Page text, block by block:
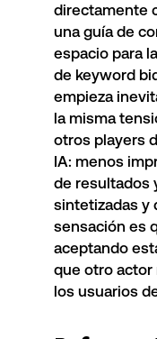
directamente
una guía de
espacio para
de keyword
empieza
la misma
otros players
IA: menos
de resultados
sintetizadas y
sensación es
aceptando
que otro actor
los usuarios